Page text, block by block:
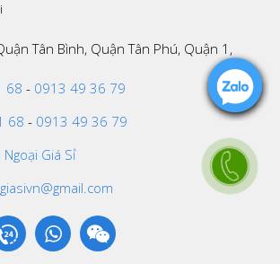
Tân Bình, Quận Tân Phú, Quận 1,
68 - 0913 49 36 79
68 - 0913 49 36 79
Ngoại Giá Sỉ